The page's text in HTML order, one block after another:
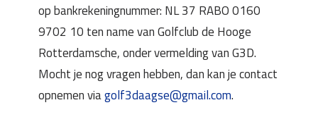
op bankrekeningnummer: NL 37 RABO 0160
9702 10 ten name van Golfclub de Hooge
Rotterdamsche, onder vermelding van G3D.
Mocht je nog vragen hebben, dan kan je contact
opnemen viagolf3daagse@gmail.com.